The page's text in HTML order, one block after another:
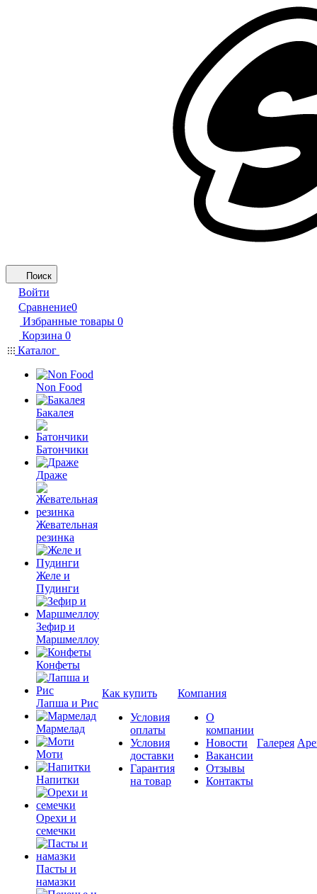
Поиск
Войти
Сравнение0
Избранные товары 0
Корзина 0
Каталог
Non Food
Бакалея
Батончики
Драже
Жевательная
резинка
Желе и
Пудинги
Зефир и
Маршмеллоу
Конфеты
Лапша и Рис
Мармелад
Моти
Напитки
Орехи и
семечки
Пасты и
намазки
Как купить
Условия
оплаты
Условия
доставки
Гарантия
на товар
Компания
О
компании
Новости
Вакансии
Отзывы
Контакты
Галерея